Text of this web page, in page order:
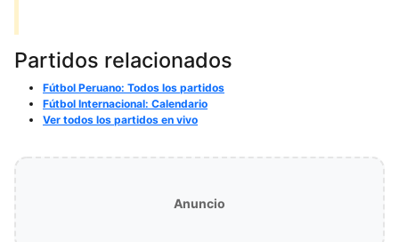
Partidos relacionados
Fútbol Peruano: Todos los partidos
Fútbol Internacional: Calendario
Ver todos los partidos en vivo
Anuncio